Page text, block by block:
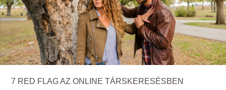
7 RED FLAG AZ ONLINE TÁRSKERESÉSBEN